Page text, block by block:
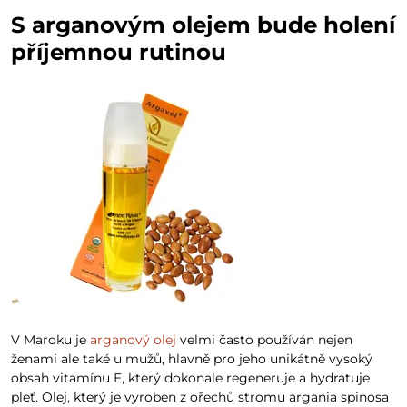
S arganovým olejem bude holení
příjemnou rutinou
V Maroku je arganový olej velmi často používán nejen
ženami ale také u mužů, hlavně pro jeho unikátně vysoký
obsah vitamínu E, který dokonale regeneruje a hydratuje
pleť. Olej, který je vyroben z ořechů stromu argania spinosa